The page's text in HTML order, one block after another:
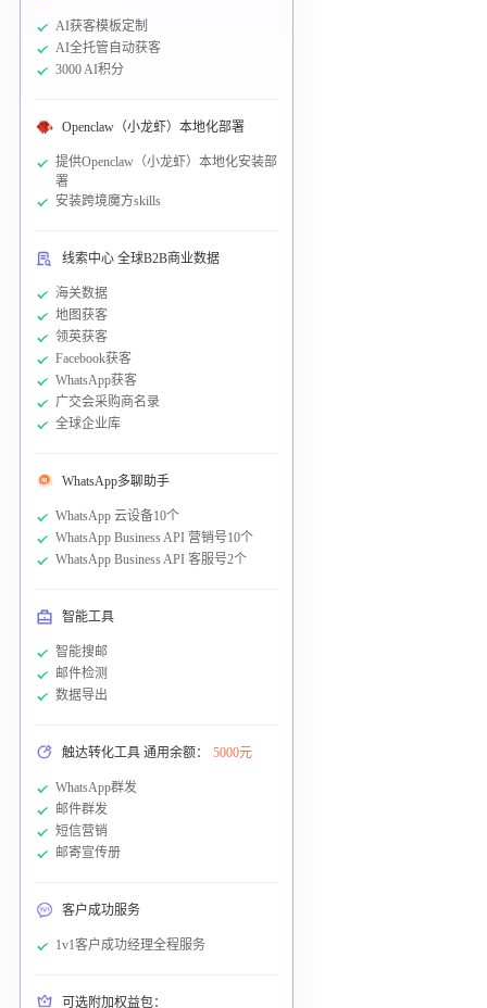
AI获客模板定制
AI全托管自动获客
3000 AI积分
Openclaw（小龙虾）本地化部署
提供Openclaw（小龙虾）本地化安装部
署
安装跨境魔方skills
线索中心 全球B2B商业数据
海关数据
地图获客
领英获客
Facebook获客
WhatsApp获客
广交会采购商名录
全球企业库
WhatsApp多聊助手
WhatsApp 云设备10个
WhatsApp Business API 营销号10个
WhatsApp Business API 客服号2个
智能工具
智能搜邮
邮件检测
数据导出
触达转化工具 通用余额： 5000元
WhatsApp群发
邮件群发
短信营销
邮寄宣传册
客户成功服务
1v1客户成功经理全程服务
可选附加权益包：